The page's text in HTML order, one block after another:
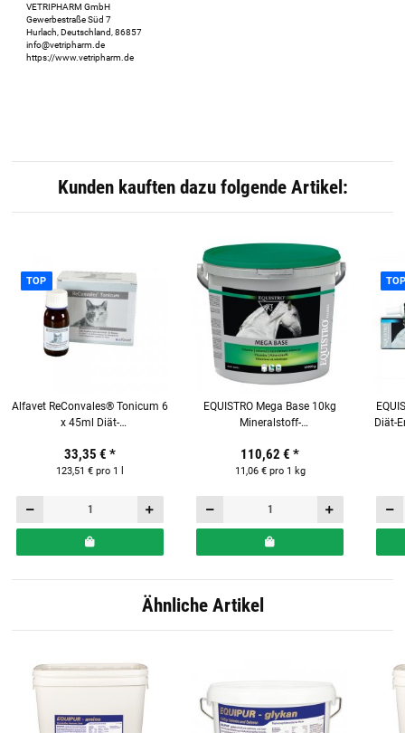
VETRIPHARM GmbH
Gewerbestraße Süd 7
Hurlach, Deutschland, 86857
info@vetripharm.de
https://www.vetripharm.de
Kunden kauften dazu folgende Artikel:
TOP
Alfavet ReConvales® Tonicum 6
x 45ml Diät-
Katzen
33,35 € *
123,51 € pro 1 l
EQUISTRO Mega Base 10kg
Mineralstoff-
Pferde
110,62 € *
11,06 € pro 1 kg
Diät-
Ähnliche Artikel